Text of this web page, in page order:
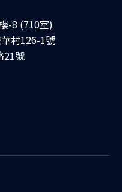
-8 (710室)
村126-1號
21號